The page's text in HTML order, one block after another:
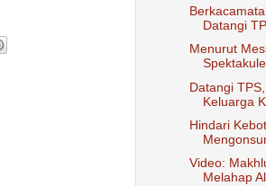
Datangi
Menurut
Datangi
Keluarga
Hindari
Video:
Melahap